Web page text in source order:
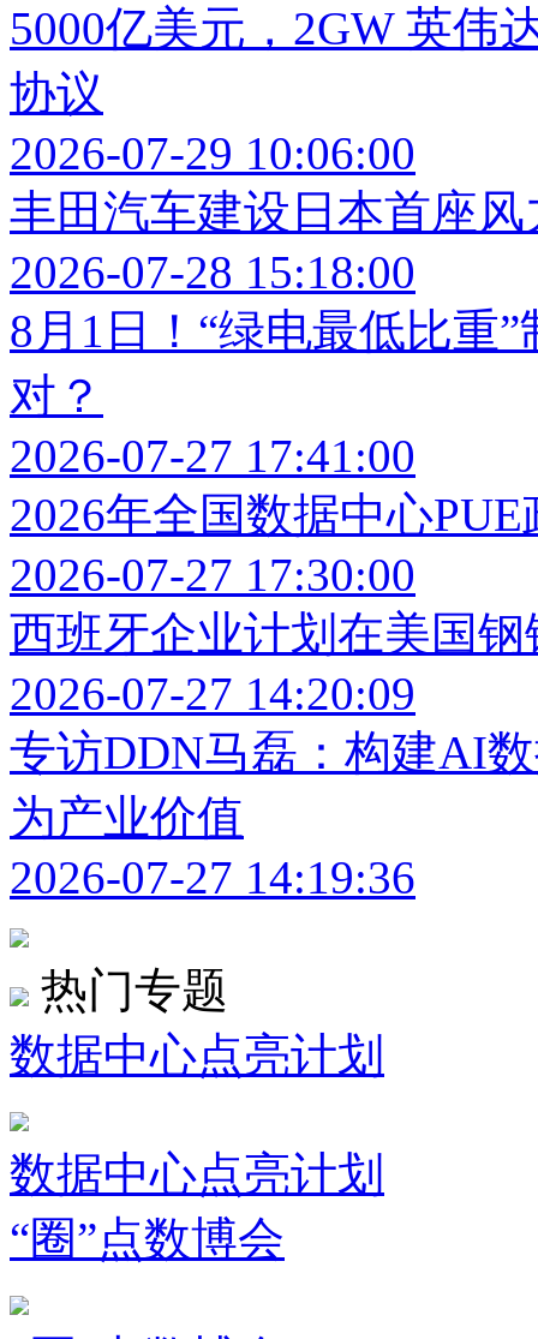
5000亿美元，2GW 英伟
协议
2026-07-29 10:06:00
丰田汽车建设日本首座
2026-07-28 15:18:00
8月1日！“绿电最低比重
对？
2026-07-27 17:41:00
2026年全国数据中心
2026-07-27 17:30:00
西班牙企业计划在美国
2026-07-27 14:20:09
专访DDN马磊：构建AI
为产业价值
2026-07-27 14:19:36
热门专题
数据中心点亮计划
数据中心点亮计划
“圈”点数博会